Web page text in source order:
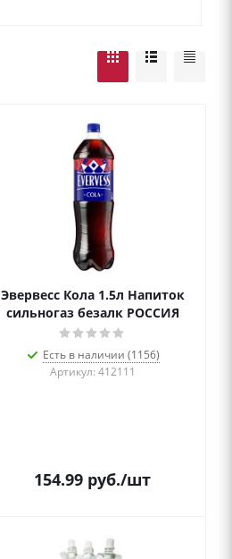
Эвервесс Кола 1.5л Напиток
сильногаз безалк РОССИЯ
Есть в наличии (1156)
Артикул: 412111
154.99 руб./шт